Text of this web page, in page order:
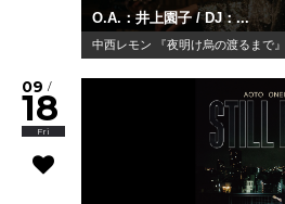
O.A.：井上園子 / DJ：...
中西レモン 『夜明け烏の渡るまで
09 /
18
Fri